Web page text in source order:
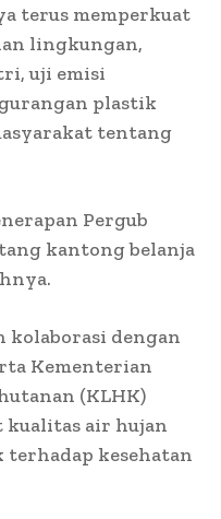
terus memperkuat
lingkungan,
uji emisi
plastik
tentang
Pergub
kantong belanja
kolaborasi dengan
Kementerian
(KLHK)
air hujan
kesehatan